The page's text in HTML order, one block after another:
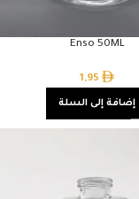
Enso 50ML
1,95
إضافة إلى السلة